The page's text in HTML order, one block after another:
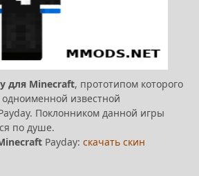
для Minecraft, прототипом которого
известной
Поклонником данной игры
по душе.
Payday: скачать скин